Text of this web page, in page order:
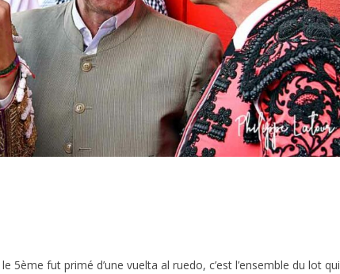
le 5ème fut primé d’une vuelta al ruedo, c’est l’ensemble du lot qui